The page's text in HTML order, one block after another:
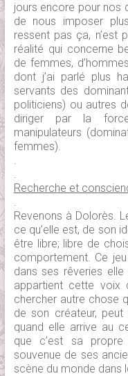
jours encore pour nos
de nous imposer
ressent pas ça, n’est
réalité qui concerne
de femmes,
dont j’ai parlé plus
servants des
politiciens) ou autres
diriger par la
manipulateurs
femmes).
Recherche et
Revenons à Dolorès.
ce qu’elle est, de son
être libre; libre de
comportement. Ce
dans ses rêveries
appartient cette voix
chercher autre chose
de son créateur,
quand elle arrive au
que c’est sa
souvenue de ses
scène du monde dans